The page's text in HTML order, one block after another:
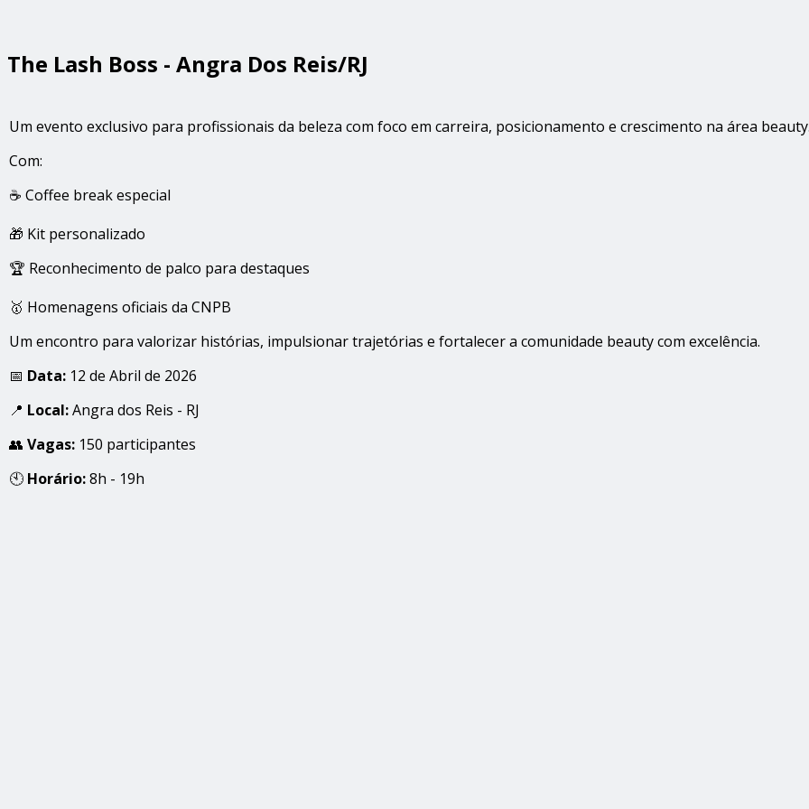
The Lash Boss - Angra Dos Reis/RJ
Um evento exclusivo para profissionais da beleza com foco em carreira, posicionamento e crescimento na área
Com:
☕ Coffee break especial
🎁 Kit personalizado
🏆 Reconhecimento de palco para destaques
🥇 Homenagens oficiais da CNPB
Um encontro para valorizar histórias, impulsionar trajetórias e fortalecer a comunidade beauty com excelência.
📅 Data: 12 de Abril de 2026
📍 Local:Angra dos Reis - RJ
👥 Vagas: 150 participantes
🕙 Horário:8h - 19h